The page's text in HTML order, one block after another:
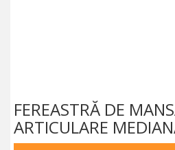
FEREASTRĂ DE
ARTICULARE